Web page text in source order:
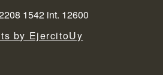
1542 int. 12600
by EjercitoUy